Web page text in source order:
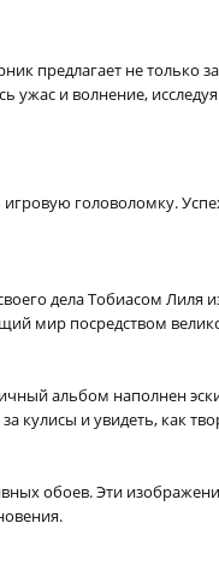
предлагает не
и волнение,
головоломку.
дела Тобиасом Лиля
мир посредством
альбом наполнен
кулисы и увидеть, как
обоев. Эти